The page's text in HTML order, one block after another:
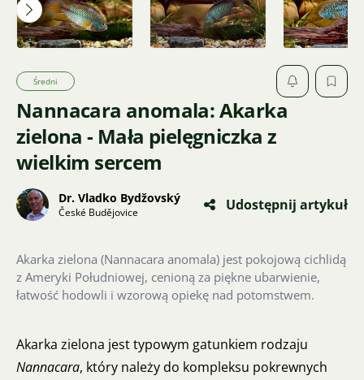
Nannacara anomala: Akarka
zielona - Mała pielęgniczka z
wielkim sercem
Średni
Dr. Vladko Bydžovský
České Budějovice Udostępnij artykuł
Akarka zielona (Nannacara anomala) jest pokojową cichlidą
z Ameryki Południowej, cenioną za piękne ubarwienie,
łatwość hodowli i wzorową opiekę nad potomstwem.
Akarka zielona jest typowym gatunkiem rodzaju
Nannacara, który należy do kompleksu pokrewnych